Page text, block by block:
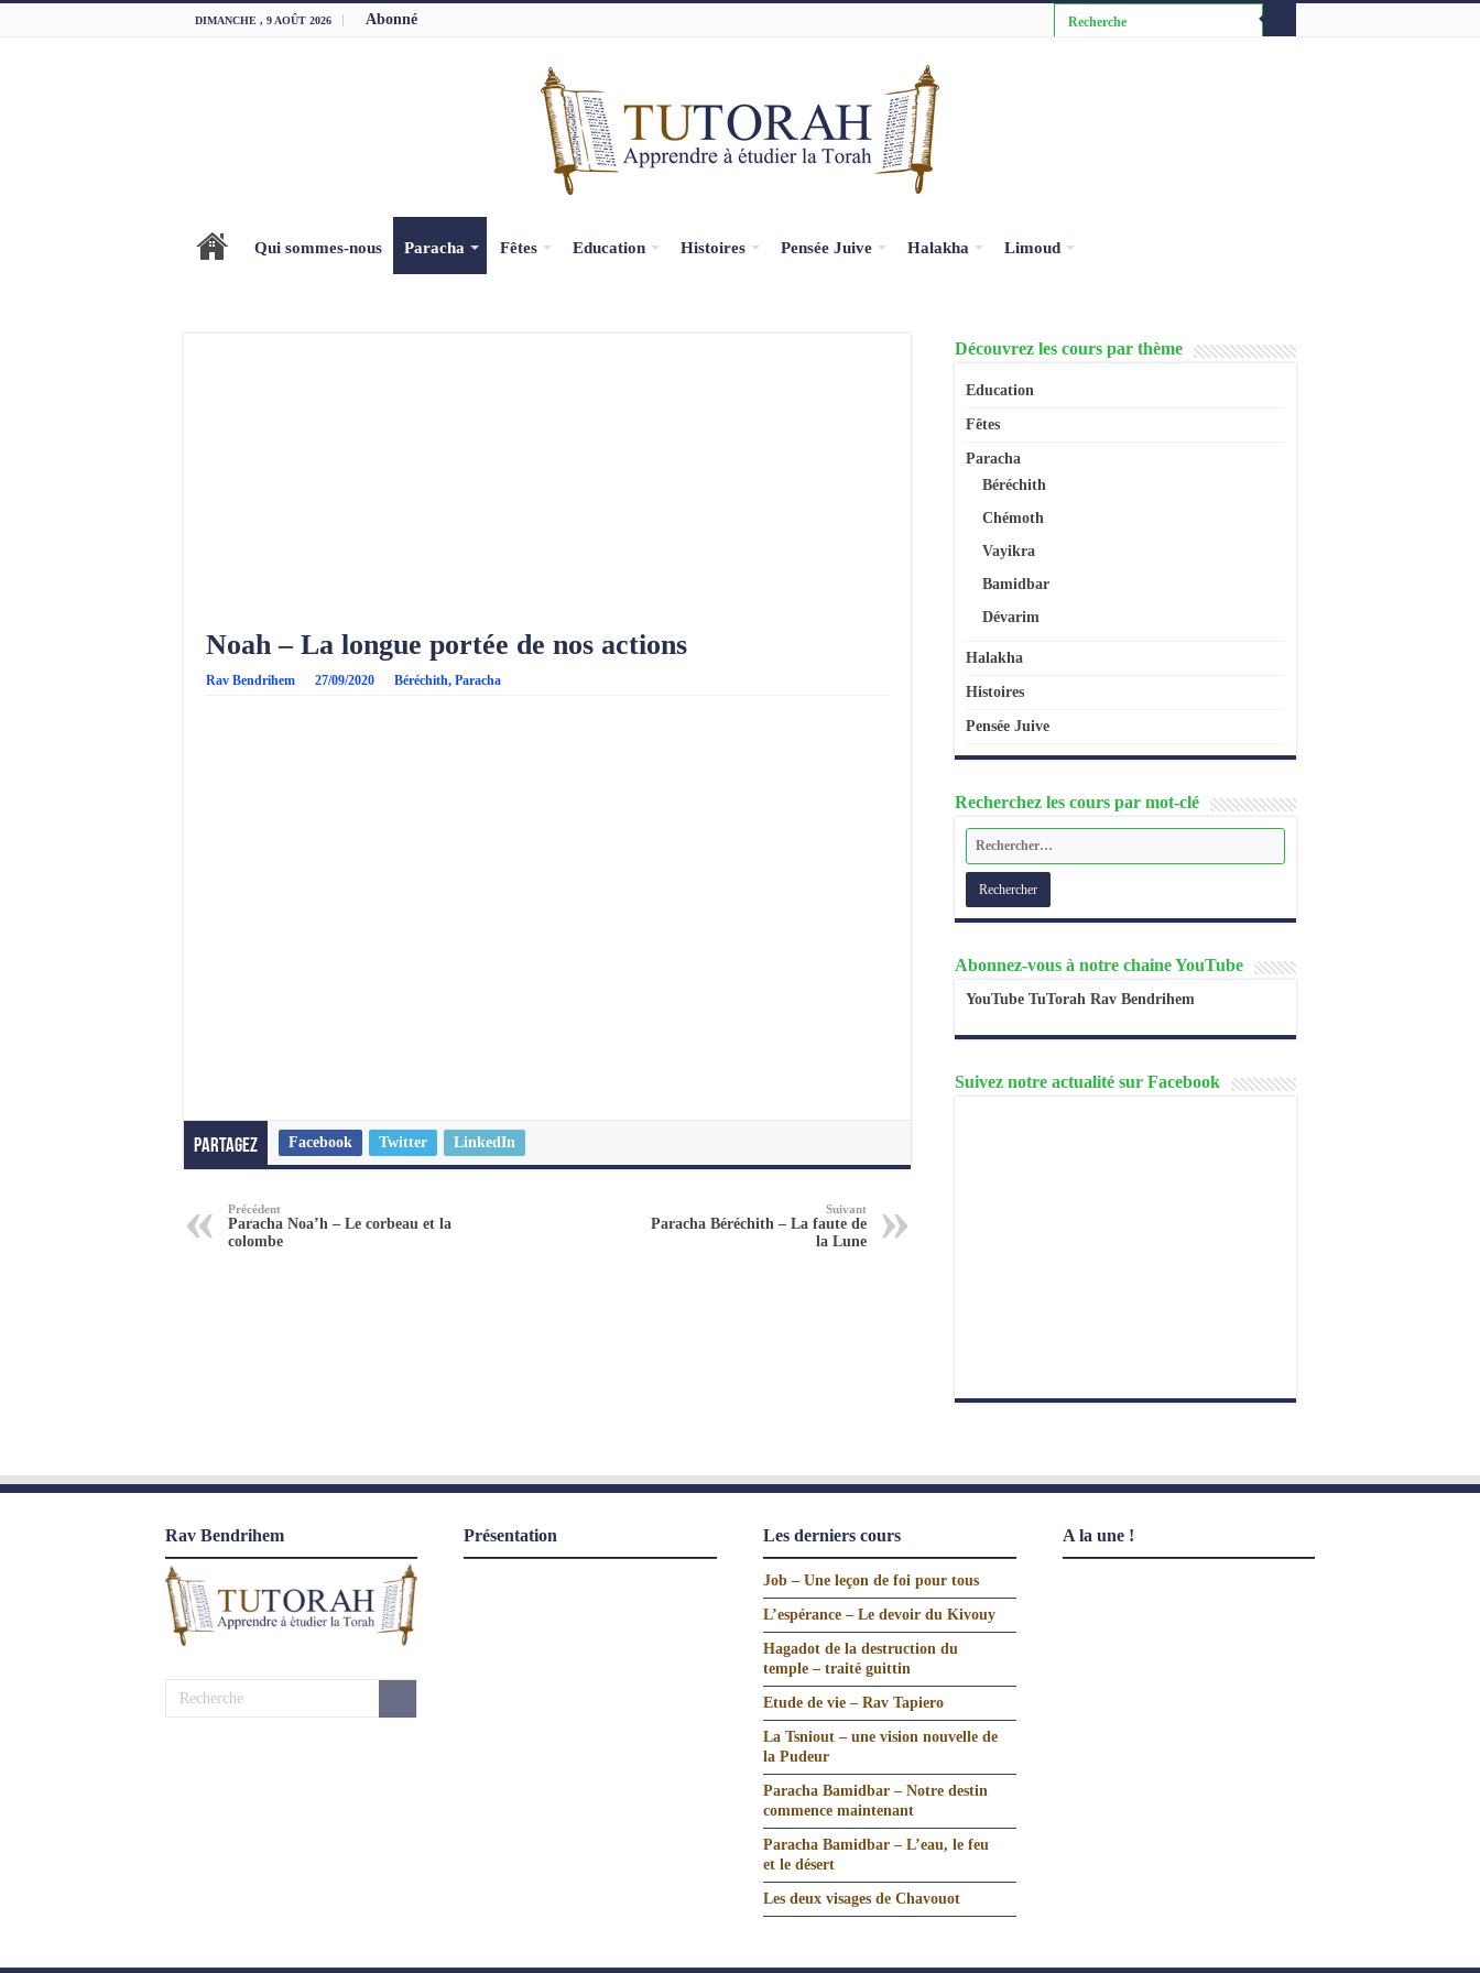
DIMANCHE , 9 AOÛT 2026 Abonné
Qui sommes-nous Paracha Fêtes Education Histoires Pensée Juive Halakha Limoud
Noah – La longue portée de nos actions
Rav Bendrihem 27/09/2020 Béréchith, Paracha
Partagez Facebook Twitter LinkedIn
Précédent
Paracha Noa’h – Le corbeau et la
colombe
Suivant
Paracha Béréchith – La faute de
la Lune
Découvrez les cours par thème
Education
Fêtes
Paracha
Béréchith
Chémoth
Vayikra
Bamidbar
Dévarim
Halakha
Histoires
Pensée Juive
Recherchez les cours par mot-clé
Abonnez-vous à notre chaine YouTube
YouTube TuTorah Rav Bendrihem
Suivez notre actualité sur Facebook
Rav Bendrihem Présentation Les derniers cours
Job – Une leçon de foi pour tous
L’espérance – Le devoir du Kivouy
Hagadot de la destruction du
temple – traité guittin
Etude de vie – Rav Tapiero
La Tsniout – une vision nouvelle de
la Pudeur
Paracha Bamidbar – Notre destin
commence maintenant
Paracha Bamidbar – L’eau, le feu
et le désert
Les deux visages de Chavouot
A la une !